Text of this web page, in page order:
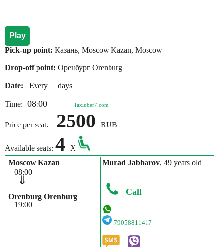
Play
Pick-up point: Казань, Moscow Kazan, Moscow
Drop-off point: Оренбург Orenburg
Date: Every days
Time: 08:00 Taxiuber7.com
Price per seat: 2500 RUB
Available seats: 4
X
Moscow Kazan
08:00
⇓
Orenburg Orenburg
19:00
Murad Jabbarov, 49 years old
Call
79058811417